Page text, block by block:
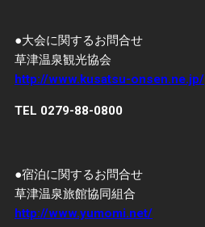
●大会に関するお問合せ
草津温泉観光協会
http://www.kusatsu-onsen.ne.jp/
TEL 0279-88-0800
●宿泊に関するお問合せ
草津温泉旅館協同組合
http://www.yumomi.net/